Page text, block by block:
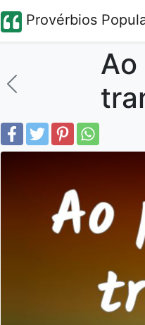
Provérbios
Ao